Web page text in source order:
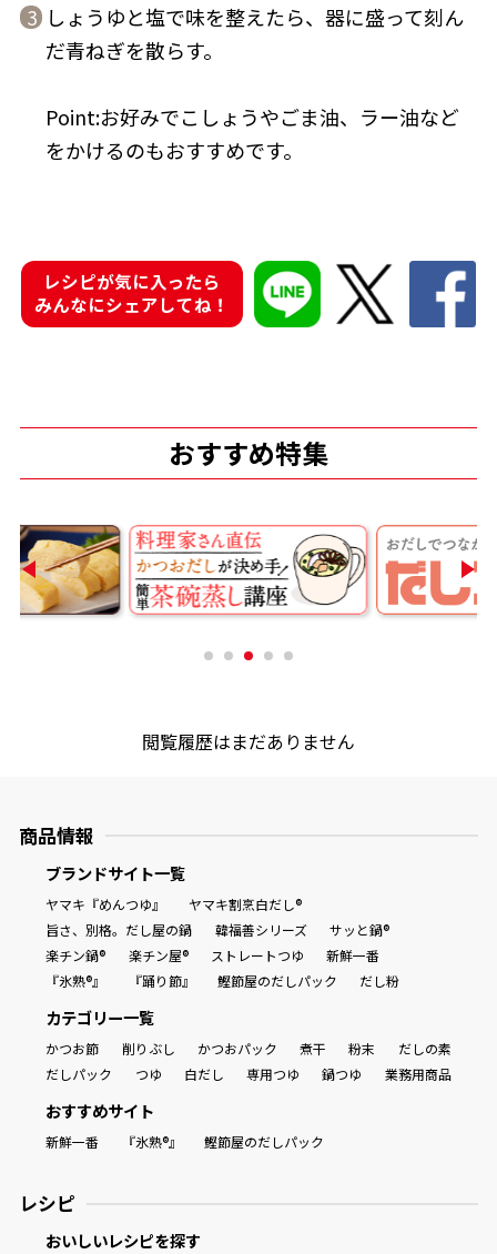
『踊り節』
だしパック
おすすめサイト
3 しょうゆと塩で味を整えたら、器に盛って刻ん
だ青ねぎを散らす。
Point:お好みでこしょうやごま油、ラー油など
をかけるのもおすすめです。
レシピが気に入ったら
みんなにシェアしてね！
おすすめ特集
閲覧履歴はまだありません
商品情報
ブランドサイト一覧
ヤマキ『めんつゆ』
ヤマキ割烹白だし®
旨さ、別格。だし屋の鍋
韓福善シリーズ
サッと鍋®
楽チン鍋®
楽チン屋® ストレートつゆ
新鮮一番
『氷熟®』
『踊り節』 鰹節屋のだしパック だし粉
カテゴリー一覧
かつお節 削りぶし かつおパック 煮干 粉末
だしの素
だしパック
つゆ 白だし 専用つゆ 鍋つゆ 業務用商品
おすすめサイト
新鮮一番 『氷熟®』 鰹節屋のだしパック
レシピ
おいしいレシピを探す